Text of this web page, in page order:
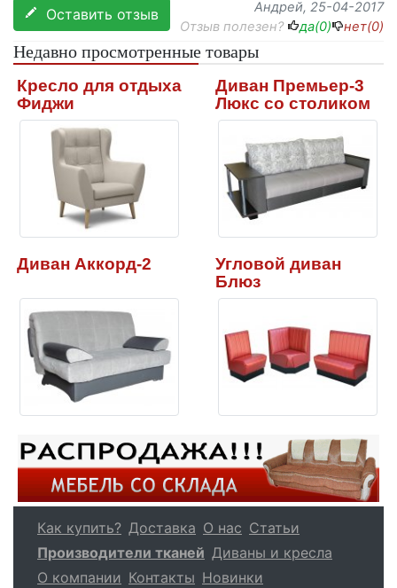
Оставить отзыв
Андрей, 25-04-2017
Отзыв полезен?
да(0) нет(0)
Недавно просмотренные товары
Кресло для отдыха
Фиджи
Диван Премьер-3
Люкс со столиком
Диван Аккорд-2
Угловой диван
Блюз
Как купить? Доставка О нас Статьи
Производители тканей Диваны и кресла
О компании Контакты Новинки